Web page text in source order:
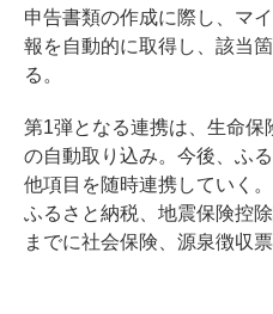
申告書類の作成に際し、マ
報を自動的に取得し、該当
る。
第1弾となる連携は、生命保
の自動取り込み。今後、ふ
他項目を随時連携していく
ふるさと納税、地震保険控
までに社会保険、源泉徴収